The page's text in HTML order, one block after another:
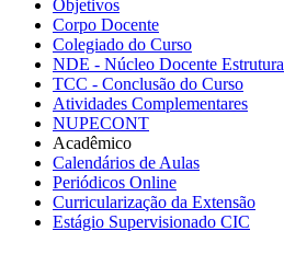
Objetivos
Corpo Docente
Colegiado do Curso
NDE - Núcleo Docente
TCC - Conclusão do Curso
Atividades Complementares
NUPECONT
Acadêmico
Calendários de Aulas
Periódicos Online
Curricularização da Extensão
Estágio Supervisionado CIC